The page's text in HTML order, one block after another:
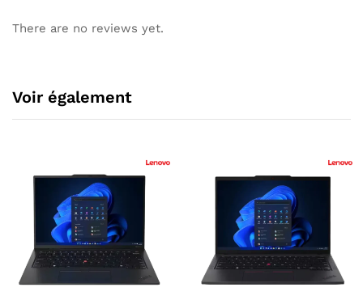
There are no reviews yet.
Voir également